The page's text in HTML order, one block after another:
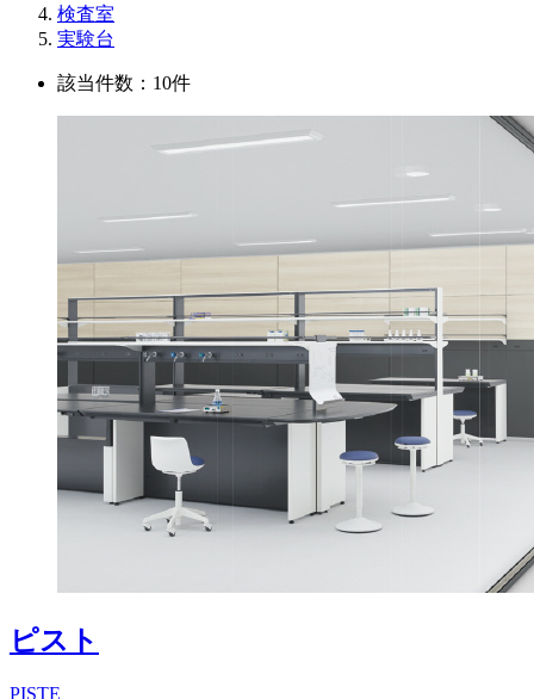
検査室
実験台
該当件数：10件
ピスト
PISTE